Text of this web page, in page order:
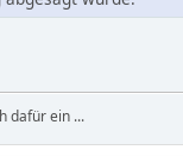
dafür ein ...